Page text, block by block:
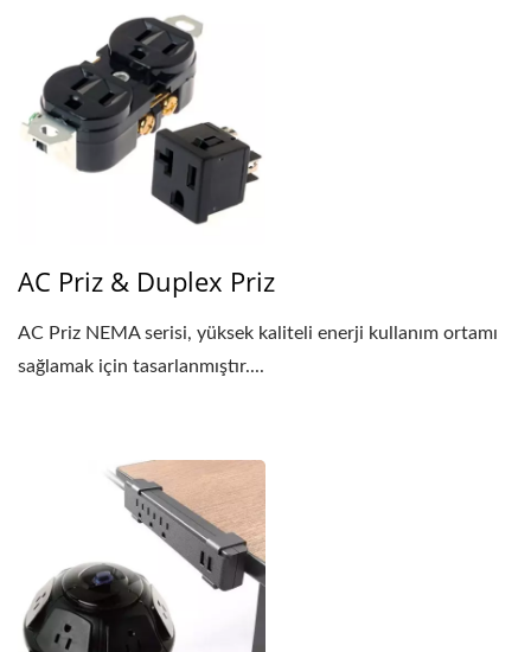
AC Priz & Duplex Priz
AC Priz NEMA serisi, yüksek kaliteli enerji kullanım ortamı
sağlamak için tasarlanmıştır....